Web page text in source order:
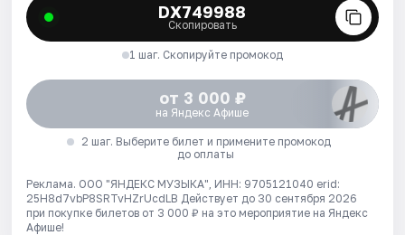
DX749988
Скопировать
1 шаг. Скопируйте промокод
от 3 000 ₽
на Яндекс Афише
2 шаг. Выберите билет и примените промокод
до оплаты
Реклама. ООО "ЯНДЕКС МУЗЫКА", ИНН: 9705121040 erid:
25H8d7vbP8SRTvHZrUcdLB Действует до 30 сентября 2026
при покупке билетов от 3 000 ₽ на это мероприятие на Яндекс
Афише!